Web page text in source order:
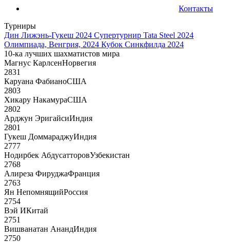
Контакты
Турниры
Дин Лижэнь-Гукеш 2024 Супертурнир Tata Steel 2024
Олимпиада, Венгрия, 2024 Кубок Синкфилда 2024
10-ка лучших шахматистов мира
Магнус КарлсенНорвегия
2831
Каруана ФабианоСША
2803
Хикару НакамураСША
2802
Арджун ЭригайсиИндия
2801
Гукеш ДоммараджуИндия
2777
Нодирбек АбдусатторовУзбекистан
2768
Алиреза ФируджаФранция
2763
Ян НепомнящийРоссия
2754
Вэй ИКитай
2751
Вишванатан АнандИндия
2750